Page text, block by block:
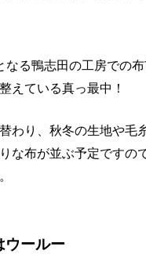
なる鴨志田の工房での
えている真っ最中！
わり、秋冬の生地や毛
な布が並ぶ予定ですの
ウールー